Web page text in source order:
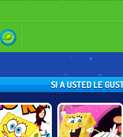
SI A USTED LE